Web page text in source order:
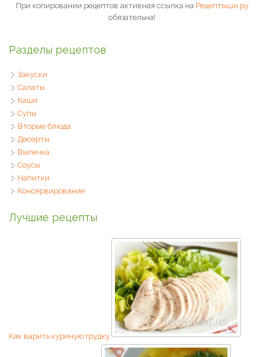
При копировании рецептов активная ссылка на Рецептыши.ру
обязательна!
Разделы рецептов
Закуски
Салаты
Каши
Супы
Вторые блюда
Десерты
Выпечка
Соусы
Напитки
Консервирование
Лучшие рецепты
Как варить куриную грудку